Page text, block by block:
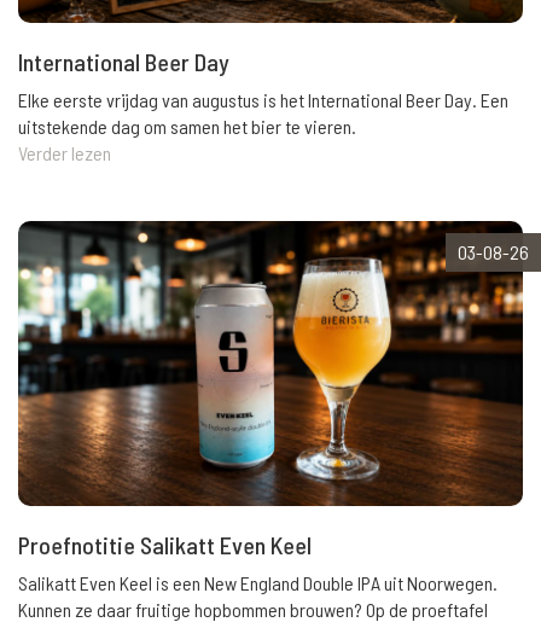
International Beer Day
Elke eerste vrijdag van augustus is het International Beer Day. Een
uitstekende dag om samen het bier te vieren.
Verder lezen
03-08-26
Proefnotitie Salikatt Even Keel
Salikatt Even Keel is een New England Double IPA uit Noorwegen.
Kunnen ze daar fruitige hopbommen brouwen? Op de proeftafel